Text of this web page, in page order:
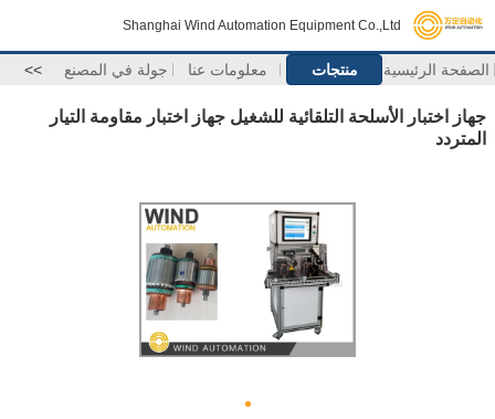
Shanghai Wind Automation Equipment Co.,Ltd
الصفحة الرئيسية منتجات معلومات عنا جولة في المصنع >>
جهاز اختبار الأسلحة التلقائية للشغيل جهاز اختبار مقاومة التيار
المتردد